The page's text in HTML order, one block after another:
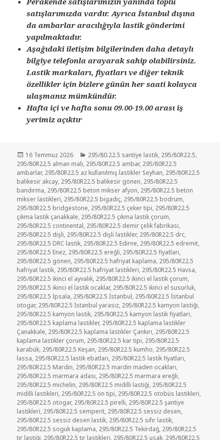
satışlarımızda vardır. Ayrıca İstanbul dışına
da ambarlar aracılığıyla lastik gönderimi
yapılmaktadır.
Aşağıdaki iletişim bilgilerinden daha detaylı
bilgiye telefonla arayarak sahip olabilirsiniz.
Lastik markaları, fiyatları ve diğer teknik
özellikler için bizlere günün her saati kolayca
ulaşmanız mümkündür.
Hafta içi ve hafta sonu 09.00-19.00 arası iş
yerimiz açıktır
Yayın
tarihi
16 Temmuz 2026 Kategoriler
295/80.22.5 santiye lastik, 295/80R22.5,
295/80R22.5 alman malı, 295/80R22.5 ambar, 295/80R22.5
ambarlar, 295/80R22.5 az kullanılmış lastikler Seyhan, 295/80R22.5
balıkesir akcay, 295/80R22.5 balıkesir gönen, 295/80R22.5
bandırma, 295/80R22.5 beton mikser afyon, 295/80R22.5 beton
mikser lastikleri, 295/80R22.5 bigadiç, 295/80R22.5 bodrum,
295/80R22.5 bridgestone, 295/80R22.5 çeker tipi, 295/80R22.5
çıkma lastik çanakkale, 295/80R22.5 çıkma lastik çorum,
295/80R22.5 continental, 295/80R22.5 demir çelik fabrikası,
295/80R22.5 dişli, 295/80R22.5 dişli lastikler, 295/80R22.5 drc,
295/80R22.5 DRC lastik, 295/80R22.5 Edirne, 295/80R22.5 edremit,
295/80R22.5 Enez, 295/80R22.5 ereğli, 295/80R22.5 fiyatları,
295/80R22.5 gönen, 295/80R22.5 hafriyat kaplama, 295/80R22.5
hafriyat lastik, 295/80R22.5 hafriyat lastikleri, 295/80R22.5 Havsa,
295/80R22.5 ikinci el ayvalık, 295/80R22.5 ikinci el lastik çorum,
295/80R22.5 ikinci el lastik ocaklar, 295/80R22.5 ikinci el susurluk,
295/80R22.5 İpsala, 295/80R22.5 İstanbul, 295/80R22.5 İstanbul
otogar, 295/80R22.5 İstanbul yarasız, 295/80R22.5 kamyon lastiği,
295/80R22.5 kamyon lastik, 295/80R22.5 kamyon lastik fiyatları,
295/80R22.5 kaplama lastikler, 295/80R22.5 kaplama lastikler
Çanakkale, 295/80R22.5 kaplama lastikler Çankırı, 295/80R22.5
kaplama lastikler çorum, 295/80R22.5 kar tipi, 295/80R22.5
karabük, 295/80R22.5 Keşan, 295/80R22.5 kumho, 295/80R22.5
lassa, 295/80R22.5 lastik ebatları, 295/80R22.5 lastik fiyatları,
295/80R22.5 Mardin, 295/80R22.5 mardin maden ocakları,
295/80R22.5 marmara adası, 295/80R22.5 marmara ereğli,
295/80R22.5 michelin, 295/80R22.5 midilli lastiği, 295/80R22.5
midilli lastikleri, 295/80R22.5 ön tipi, 295/80R22.5 otobüs lastikleri,
295/80R22.5 otogar, 295/80R22.5 pirelli, 295/80R22.5 şantiye
lastikleri, 295/80R22.5 semperit, 295/80R22.5 sessiz desen,
295/80R22.5 sessiz desen lastik, 295/80R22.5 sıfır lastik,
295/80R22.5 soguk kaplama, 295/80R22.5 Tekirdağ, 295/80R22.5
tır lastiği, 295/80R22.5 tır lastikleri, 295/80R22.5 usak, 295/80R22.5